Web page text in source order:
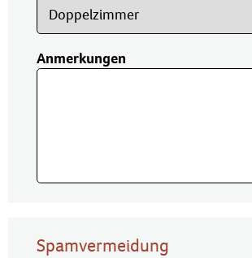
Anmerkungen
Spamvermeidung